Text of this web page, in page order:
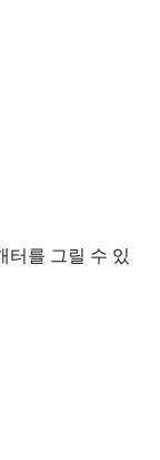
터를 그릴 수 있